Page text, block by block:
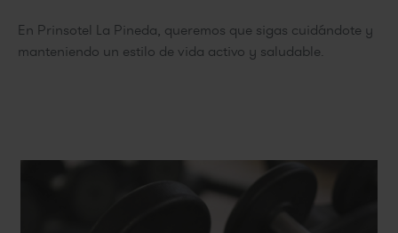
En Prinsotel La Pineda, queremos que sigas cuidándote y
manteniendo un estilo de vida activo y saludable.